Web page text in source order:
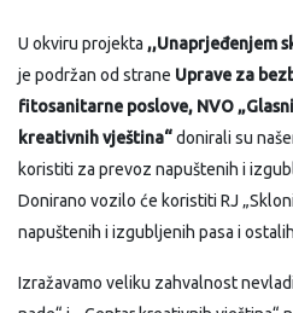
U okviru projekta ,,Unaprjeđenjem
je podržan od strane Uprave za
fitosanitarne poslove, NVO
kreativnih vještina“donirali su
koristiti za prevoz napuštenih i
Donirano vozilo će koristiti RJ
napuštenih i izgubljenih pasa i
Izražavamo veliku zahvalnost